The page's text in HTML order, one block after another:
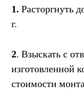
1. Расторгнуть
г.
2. Взыскать с
изготовленной
стоимости